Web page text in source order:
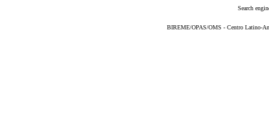
Search
BIREME/OPAS/OMS - Centro Latino-